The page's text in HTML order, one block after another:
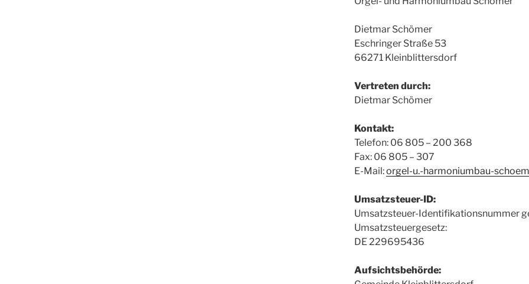
Dietmar Schömer
Eschringer Straße 53
66271 Kleinblittersdorf
Vertreten durch:
Dietmar Schömer
Kontakt:
Telefon: 06 805 – 200 368
Fax: 06 805 – 307
E-Mail:orgel-u.-harmoniumbau-
Umsatzsteuer-ID:
Umsatzsteuer-Identifikationsnummer
Umsatzsteuergesetz:
DE 229695436
Aufsichtsbehörde: